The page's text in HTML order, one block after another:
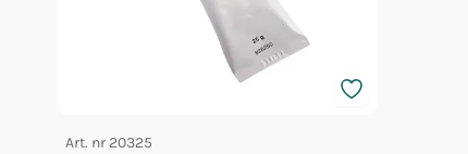
Art. nr 20325